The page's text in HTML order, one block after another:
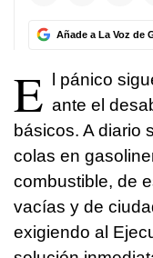
Añade a La Voz de
E l pánico
ante el
básicos. A diario
colas en
combustible, de
vacías y de
exigiendo al